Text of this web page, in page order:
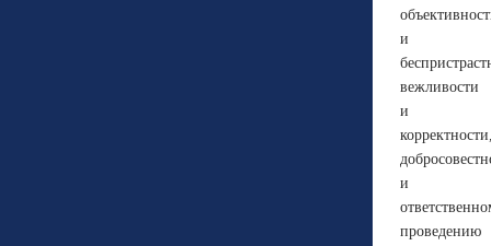
и
вежливости
и
и
проведению